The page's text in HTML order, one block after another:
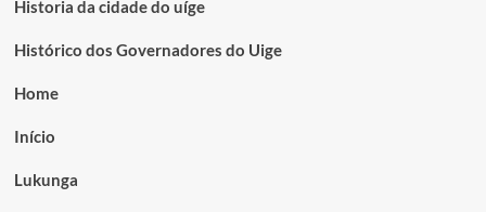
Historia da cidade do uíge
Histórico dos Governadores do Uige
Home
Início
Lukunga